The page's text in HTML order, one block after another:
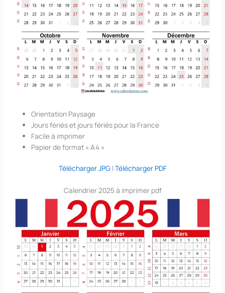
Orientation Paysage
Jours fériés et jours fériés pour la France
Facile à imprimer
Papier de format « A4 »
Télécharger JPG|Télécharger PDF
Calendrier 2025 à imprimer pdf